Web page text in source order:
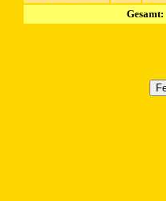
Gesamt: